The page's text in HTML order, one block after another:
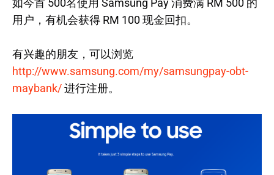
如今首 500名使用 Samsung Pay 消费满 RM 500 的
用户，有机会获得 RM 100 现金回扣。
有兴趣的朋友，可以浏览
http://www.samsung.com/my/samsungpay-obt-
maybank/进行注册。